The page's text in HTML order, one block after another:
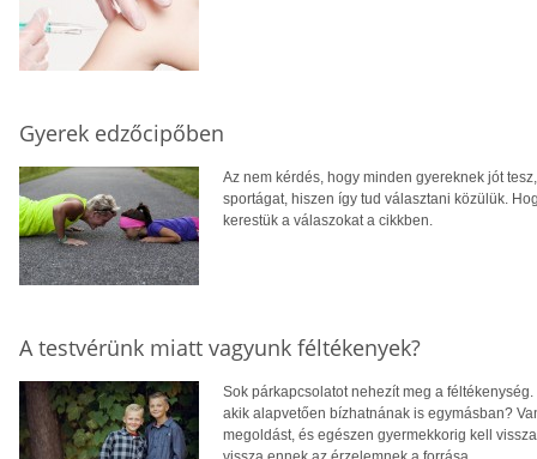
Gyerek edzőcipőben
Az nem kérdés, hogy minden gyereknek jót
sportágat, hiszen így tud választani közülük.
kerestük a válaszokat a cikkben.
A testvérünk miatt vagyunk féltékenyek?
Sok párkapcsolatot nehezít meg a
akik alapvetően bízhatnának is egymásban?
megoldást, és egészen gyermekkorig kell